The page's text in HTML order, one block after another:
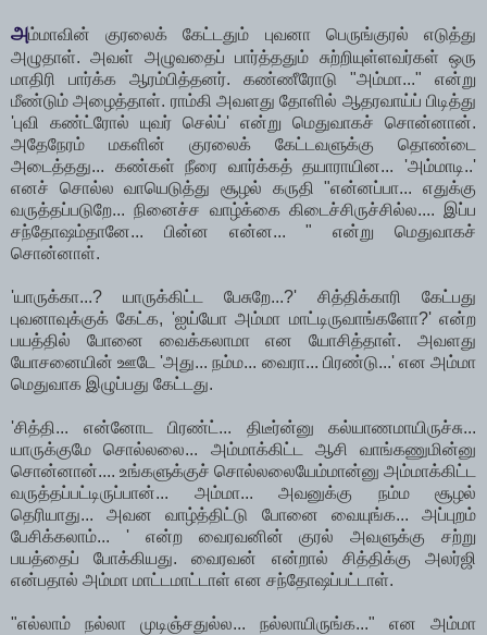
அம்மாவின் குரலைக் கேட்டதும் புவனா பெருங்குரல் எடுத்து
அழுதாள். அவள் அழுவதைப் பார்த்ததும் சுற்றியுள்ளவர்கள் ஒரு
மாதிரி பார்க்க ஆரம்பித்தனர். கண்ணீரோடு "அம்மா..." என்று
மீண்டும் அழைத்தாள். ராம்கி அவளது தோளில் ஆதரவாய்ப் பிடித்து
'புவி கண்ட்ரோல் யுவர் செல்ப்' என்று மெதுவாகச் சொன்னான்.
அதேநேரம் மகளின் குரலைக் கேட்டவளுக்கு தொண்டை
அடைத்தது... கண்கள் நீரை வார்க்கத் தயாராயின... 'அம்மாடி..'
எனச் சொல்ல வாயெடுத்து சூழல் கருதி "என்னப்பா... எதுக்கு
வருத்தப்படுறே... நினைச்ச வாழ்க்கை கிடைச்சிருச்சில்ல.... இப்ப
சந்தோஷம்தானே... பின்ன என்ன... " என்று மெதுவாகச்
சொன்னாள்.
'யாருக்கா...? யாருக்கிட்ட பேசுறே...?' சித்திக்காரி கேட்பது
புவனாவுக்குக் கேட்க, 'ஐய்யோ அம்மா மாட்டிருவாங்களோ?' என்ற
பயத்தில் போனை வைக்கலாமா என யோசித்தாள். அவளது
யோசனையின் ஊடே 'அது... நம்ம... வைரா... பிரண்டு...' என அம்மா
மெதுவாக இழுப்பது கேட்டது.
'சித்தி... என்னோட பிரண்ட்... திடீர்ன்னு கல்யாணமாயிருச்சு...
யாருக்குமே சொல்லலை... அம்மாக்கிட்ட ஆசி வாங்கணுமின்னு
சொன்னான்.... உங்களுக்குச் சொல்லலையேம்மான்னு அம்மாக்கிட்ட
வருத்தப்பட்டிருப்பான்... அம்மா... அவனுக்கு நம்ம சூழல்
தெரியாது... அவன வாழ்த்திட்டு போனை வையுங்க... அப்புறம்
பேசிக்கலாம்... ' என்ற வைரவனின் குரல் அவளுக்கு சற்று
பயத்தைப் போக்கியது. வைரவன் என்றால் சித்திக்கு அலர்ஜி
என்பதால் அம்மா மாட்டமாட்டாள் என சந்தோஷப்பட்டாள்.
"எல்லாம் நல்லா முடிஞ்சதுல்ல... நல்லாயிருங்க..." என அம்மா